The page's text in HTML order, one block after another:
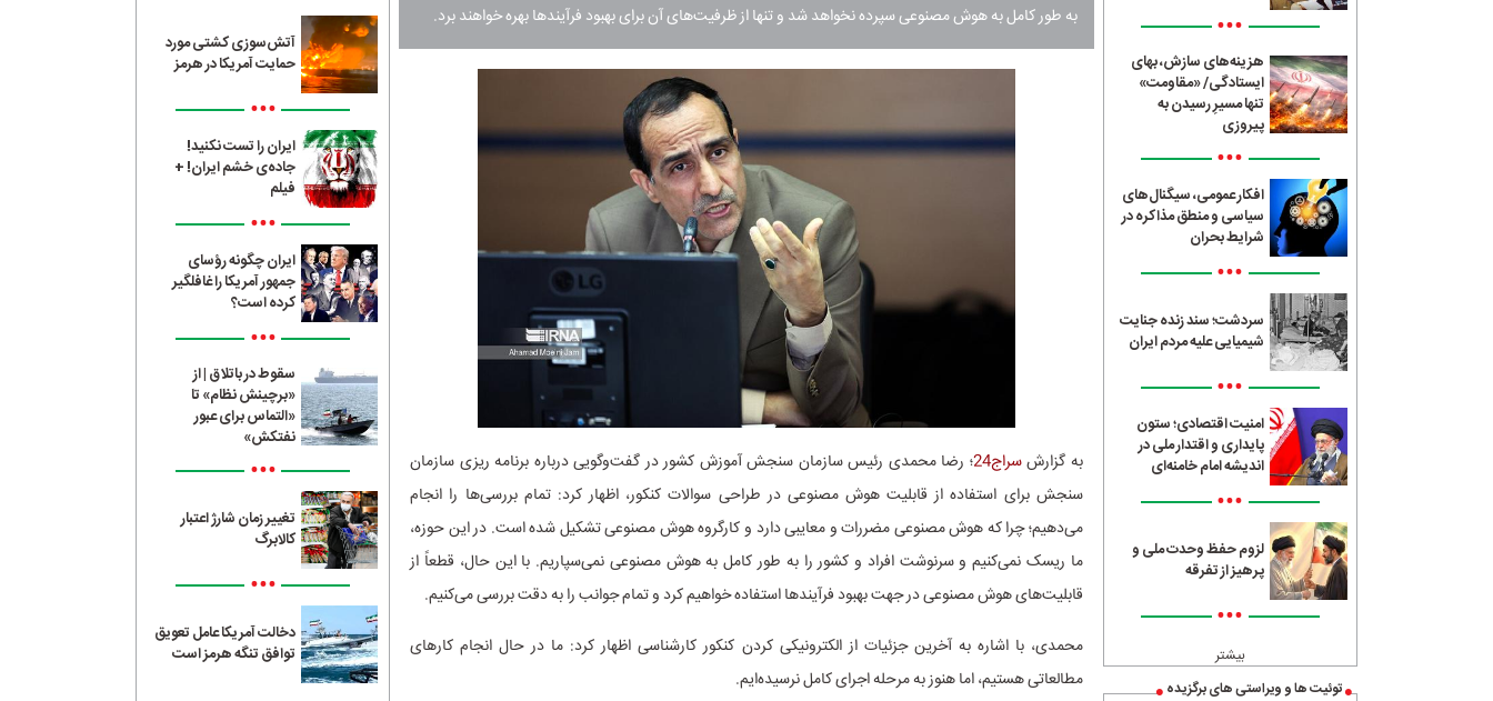
•••
هزینه‌های سازش، بهای
ایستادگی/ «مقاومت»
تنها مسیرِ رسیدن به
پیروزی
•••
افکار عمومی، سیگنال‌های
سیاسی و منطق مذاکره در
شرایط بحران
•••
سردشت؛ سند زنده جنایت
شیمیایی علیه مردم ایران
•••
امنیت اقتصادی؛ ستون
پایداری و اقتدار ملی در
اندیشه امام خامنه‌ای
•••
لزوم حفظ وحدت ملی و
پرهیز از تفرقه
•••
بیشتر
توئیت ها و ویراستی های برگزیده
به طور کامل به هوش مصنوعی سپرده نخواهد شد و تنها از ظرفیت‌های آن برای بهبود فرآیندها بهره خواهند برد.
به گزارشسراج24
؛ رضا محمدی رئیس سازمان سنجش آموزش کشور در گفت‌و‌گویی درباره برنامه ریزی سازمان
سنجش برای استفاده از قابلیت هوش مصنوعی در طراحی سوالات کنکور، اظهار کرد: تمام بررسی‌ها را انجام
می‌دهیم؛ چرا که هوش مصنوعی مضررات و معایبی دارد و کارگروه هوش مصنوعی تشکیل شده است. در این حوزه،
ما ریسک نمی‌کنیم و سرنوشت افراد و کشور را به طور کامل به هوش مصنوعی نمی‌سپاریم. با این حال، قطعاً از
قابلیت‌های هوش مصنوعی در جهت بهبود فرآیند‌ها استفاده خواهیم کرد و تمام جوانب را به دقت بررسی می‌کنیم.
محمدی، با اشاره به آخرین جزئیات از الکترونیکی کردن کنکور کارشناسی اظهار کرد: ما در حال انجام کار‌های
مطالعاتی هستیم، اما هنوز به مرحله اجرای کامل نرسیده‌ایم.
آتش‌سوزی کشتی مورد
حمایت آمریکا در هرمز
•••
ایران را تست نکنید!
جاده‌ی خشم ایران! +
فیلم
•••
ایران چگونه رؤسای
جمهور آمریکا را غافلگیر
کرده است؟
•••
سقوط در باتلاق | از
«برچینش نظام» تا
«التماس برای عبور
نفتکش»
•••
تغییر زمان شارژ اعتبار
کالابرگ
•••
دخالت آمریکا عامل تعویق
توافق تنگه هرمز است